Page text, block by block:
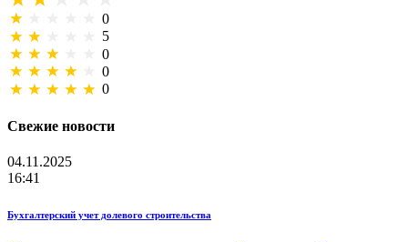
0
5
0
0
0
Свежие новости
04.11.2025
16:41
Бухгалтерский учет долевого строительства